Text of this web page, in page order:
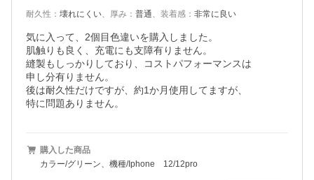
耐久性 ： 壊れにくい、 厚み ： 普通、 装着感 ： 非常に良い
気に入って、2個目色違いを購入しました。
肌触りも良く、充電にも支障有りません。
縫製もしっかりしており、コストパフォーマンスは
申し分有りません。
後は耐久性だけですが、約1か月使用してますが、
特に問題ありません。
購入した商品
カラー/グリーン、機種/Iphone 12/12pro